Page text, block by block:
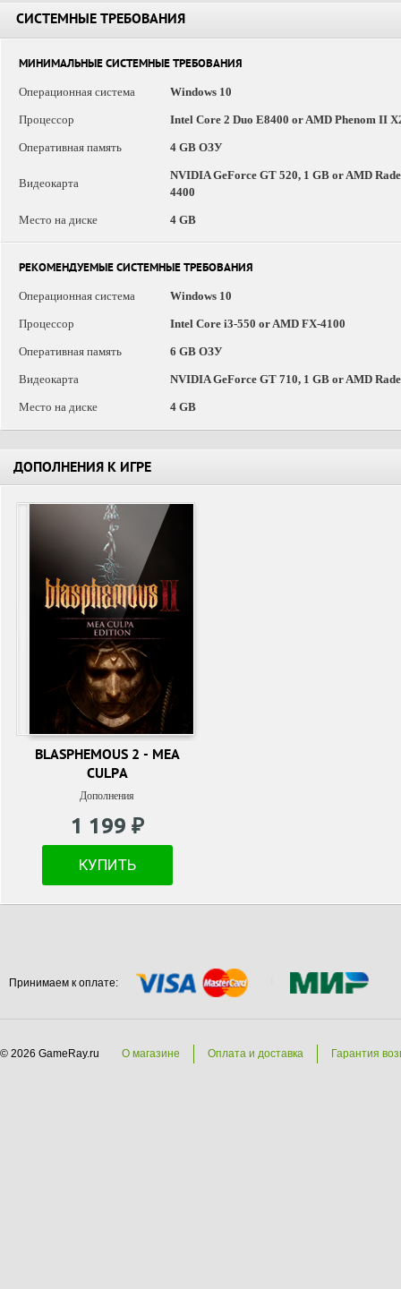
СИСТЕМНЫЕ ТРЕБОВАНИЯ
МИНИМАЛЬНЫЕ СИСТЕМНЫЕ ТРЕБОВАНИЯ
Операционная система
Windows 10
Процессор Intel Core 2 Duo E8400 or AMD Phenom II
Оперативная память 4 GB ОЗУ
Видеокарта
NVIDIA GeForce GT 520, 1 GB or AMD
4400
Место на диске 4 GB
РЕКОМЕНДУЕМЫЕ СИСТЕМНЫЕ ТРЕБОВАНИЯ
Операционная система
Windows 10
Процессор Intel Core i3-550 or AMD FX-4100
Оперативная память 6 GB ОЗУ
Видеокарта NVIDIA GeForce GT 710, 1 GB or AMD
Место на диске 4 GB
ДОПОЛНЕНИЯ К ИГРЕ
BLASPHEMOUS 2 - MEA
CULPA
Дополнения
1 199 ₽
КУПИТЬ
Принимаем к оплате:
© 2026 GameRay.ru О магазине Оплата и доставка Гарантия